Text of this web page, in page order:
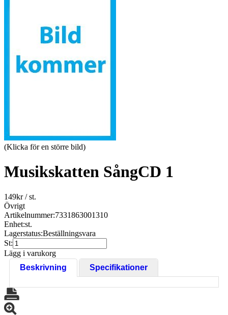
(Klicka för en större bild)
Musikskatten SångCD 1
149kr/ st.
Övrigt
Artikelnummer:7331863001310
Enhet:st.
Lagerstatus:Beställningsvara
St:
Lägg i varukorg
Beskrivning
Specifikationer